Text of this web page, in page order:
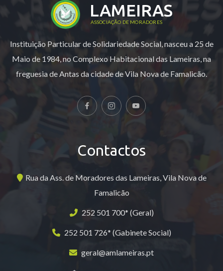
LAMEIRAS
ASSOCIAÇÃO DE MORADORES
Instituição Particular de Solidariedade Social, nasceu a 25 de
Maio de 1984, no Complexo Habitacional das Lameiras, na
freguesia de Antas da cidade de Vila Nova de Famalicão.
Contactos
Rua da Ass. de Moradores das Lameiras, Vila Nova de
Famalicão
252 501 700* (Geral)
252 501 726* (Gabinete Social)
geral@amlameiras.pt